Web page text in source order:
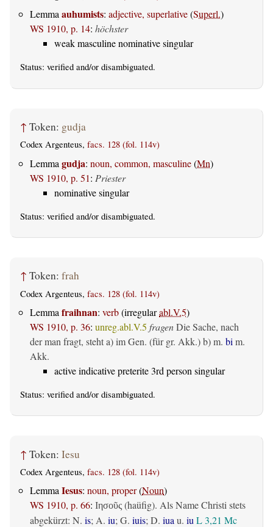
Lemmaauhumists: adjective, superlative(Superl.)
WS 1910, p. 14: höchster
weak masculine nominative singular
Status: verified and/or disambiguated.
↑ Token: gudja
Codex Argenteus, facs. 128 (fol. 114v)
Lemma gudja: noun, common, masculine(Mn)
WS 1910, p. 51: Priester
nominative singular
Status: verified and/or disambiguated.
↑ Token: frah
Codex Argenteus, facs. 128 (fol. 114v)
Lemma fraihnan: verb(irregularabl.V.5)
WS 1910, p. 36: unreg.abl.V.5 fragenDie Sache, nach
der man fragt, steht a) im Gen. (für gr. Akk.) b) m. bi m.
Akk.
active indicative preterite 3rd person singular
Status: verified and/or disambiguated.
↑ Token: Iesu
Codex Argenteus, facs. 128 (fol. 114v)
LemmaIesus: noun, proper(Noun)
WS 1910, p. 66: Ιησοῦς (haüfig). Als Name Christi stets
abgekürzt: N. is; A. iu; G. iuis; D. iuau. iuL 3,21 Mc